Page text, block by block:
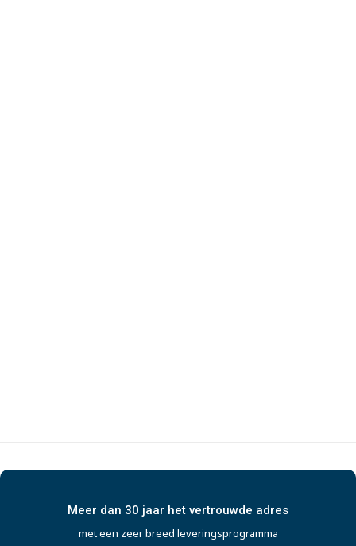
Meer dan 30 jaar het vertrouwde adres
met een zeer breed leveringsprogramma